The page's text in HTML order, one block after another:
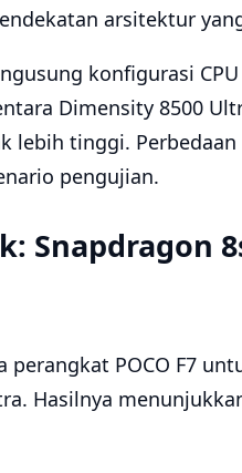
arsitektur
konfigurasi
Dimensity 8500
lebih tinggi.
pengujian.
Snapdragon
POCO F7
Hasilnya